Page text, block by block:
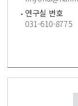
연구실 번호
031-610-8775